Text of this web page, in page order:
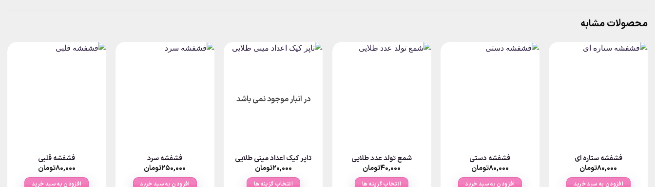
محصولات مشابه
فشفشه ستاره ای
۸۰,۰۰۰تومان
افزودن به سبد خرید
فشفشه دستی
۸۰,۰۰۰تومان
افزودن به سبد خرید
شمع تولد عدد طلایی
۴۰,۰۰۰تومان
انتخاب گزینه ها
در انبار موجود نمی باشد
تاپر کیک اعداد مینی طلایی
۲۰,۰۰۰تومان
انتخاب گزینه ها
فشفشه سرد
۲۵۰,۰۰۰تومان
افزودن به سبد خرید
فشفشه قلبی
۸۰,۰۰۰تومان
افزودن به سبد خرید